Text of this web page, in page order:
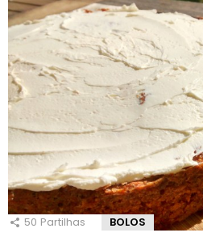
50 Partilhas BOLOS